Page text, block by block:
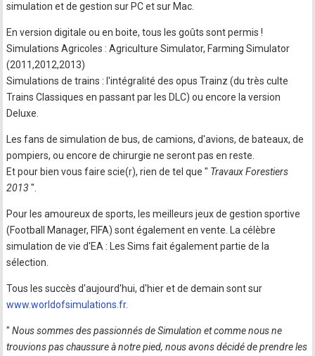
simulation et de gestion sur PC et sur Mac.
En version digitale ou en boite, tous les goûts sont permis !
Simulations Agricoles : Agriculture Simulator, Farming Simulator
(2011,2012,2013)
Simulations de trains : l'intégralité des opus Trainz (du très culte
Trains Classiques en passant par les DLC) ou encore la version
Deluxe.
Les fans de simulation de bus, de camions, d'avions, de bateaux, de
pompiers, ou encore de chirurgie ne seront pas en reste.
Et pour bien vous faire scie(r), rien de tel que " Travaux Forestiers
2013".
Pour les amoureux de sports, les meilleurs jeux de gestion sportive
(Football Manager, FIFA) sont également en vente. La célèbre
simulation de vie d'EA : Les Sims fait également partie de la
sélection.
Tous les succès d'aujourd'hui, d'hier et de demain sont sur
www.worldofsimulations.fr.
" Nous sommes des passionnés de Simulation et comme nous ne
trouvions pas chaussure à notre pied, nous avons décidé de prendre les